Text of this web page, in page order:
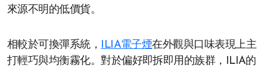
來源不明的低價貨。
相較於可換彈系統， ILIA電子煙在外觀與口味表現上主
打輕巧與均衡霧化。對於偏好即拆即用的族群，ILIA的